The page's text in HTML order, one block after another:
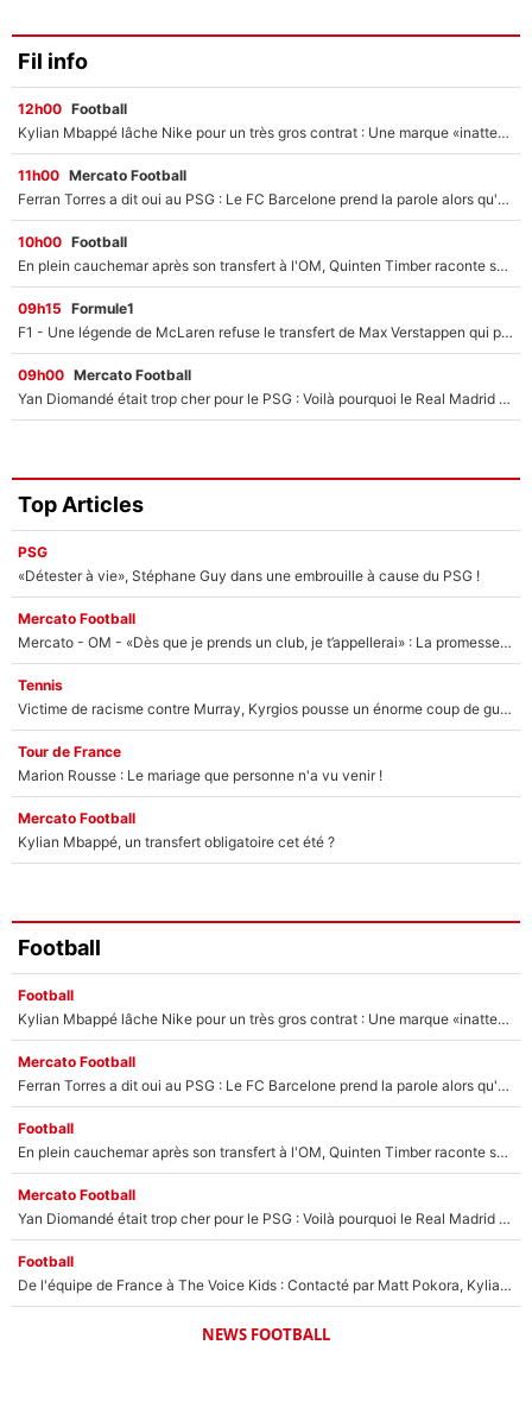
Fil info
12h00 Football
Kylian Mbappé lâche Nike pour un très gros contrat : Une marque «inattendue» va frapper très fort
11h00 Mercato Football
Ferran Torres a dit oui au PSG : Le FC Barcelone prend la parole alors qu'un transfert de l'attaquant espagnol prend forme
10h00 Football
En plein cauchemar après son transfert à l'OM, Quinten Timber raconte ses doutes après sa signature à Marseille
09h15 Formule1
F1 - Une légende de McLaren refuse le transfert de Max Verstappen qui pourrait «faire des vagues» et plomber l'ambiance dans l'équipe
09h00 Mercato Football
Yan Diomandé était trop cher pour le PSG : Voilà pourquoi le Real Madrid a accepté de payer la somme record de 140M€ pour boucler son transfert !
Top Articles
PSG
«Détester à vie», Stéphane Guy dans une embrouille à cause du PSG !
Mercato Football
Mercato - OM - «Dès que je prends un club, je t’appellerai» : La promesse de Marcelino au moment de claquer la porte
Tennis
Victime de racisme contre Murray, Kyrgios pousse un énorme coup de gueule !
Tour de France
Marion Rousse : Le mariage que personne n'a vu venir !
Mercato Football
Kylian Mbappé, un transfert obligatoire cet été ?
Football
Football
Kylian Mbappé lâche Nike pour un très gros contrat : Une marque «inattendue» va frapper très fort
Mercato Football
Ferran Torres a dit oui au PSG : Le FC Barcelone prend la parole alors qu'un transfert de l'attaquant espagnol prend forme
Football
En plein cauchemar après son transfert à l'OM, Quinten Timber raconte ses doutes après sa signature à Marseille
Mercato Football
Yan Diomandé était trop cher pour le PSG : Voilà pourquoi le Real Madrid a accepté de payer la somme record de 140M€ pour boucler son transfert !
Football
De l'équipe de France à The Voice Kids : Contacté par Matt Pokora, Kylian Mbappé a accepté de jouer un rôle inédit sur TF1 !
NEWS FOOTBALL